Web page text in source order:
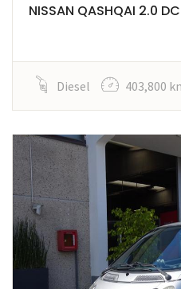
NISSAN QASHQAI 2.0
Diesel 403,800